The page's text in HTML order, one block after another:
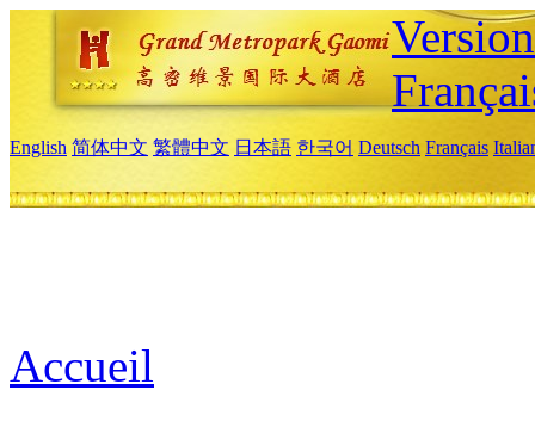
English 简体中文 繁體中文 日本語 한국어 Deutsch Français
Accueil